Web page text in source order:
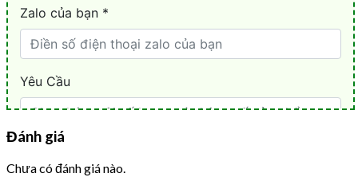
Đánh giá
Chưa có đánh giá nào.